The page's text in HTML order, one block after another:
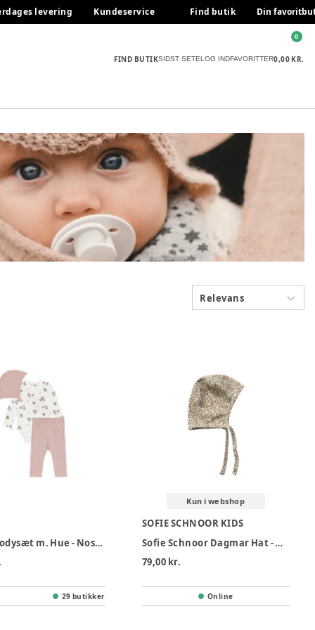
levering Kundeservice Find butik Din
FIND BUTIKSIDST SETELOG INDFAVORITTER0,00 KR.
0
Relevans
BeKids Bodysæt m. Hue - Nostalgia Rose
29 butikker
Kun i webshop
SOFIE SCHNOOR KIDS
Sofie Schnoor Dagmar Hat - Off White
79,00 kr.
Online